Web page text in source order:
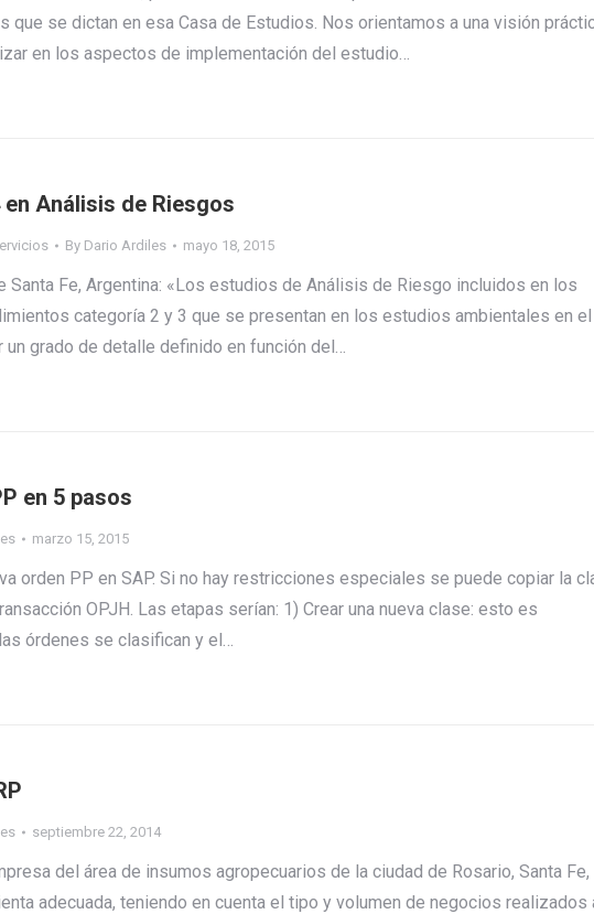
que se dictan en esa Casa de Estudios. Nos orientamos a una visión
en los aspectos de implementación del estudio…
Análisis de Riesgos
By Dario Ardiles mayo 18, 2015
Santa Fe, Argentina: «Los estudios de Análisis de Riesgo incluidos en los
categoría 2 y 3 que se presentan en los estudios ambientales en el
grado de detalle definido en función del…
en 5 pasos
marzo 15, 2015
orden PP en SAP. Si no hay restricciones especiales se puede copiar la
OPJH. Las etapas serían: 1) Crear una nueva clase: esto es
órdenes se clasifican y el…
septiembre 22, 2014
del área de insumos agropecuarios de la ciudad de Rosario, Santa Fe,
adecuada, teniendo en cuenta el tipo y volumen de negocios realizados